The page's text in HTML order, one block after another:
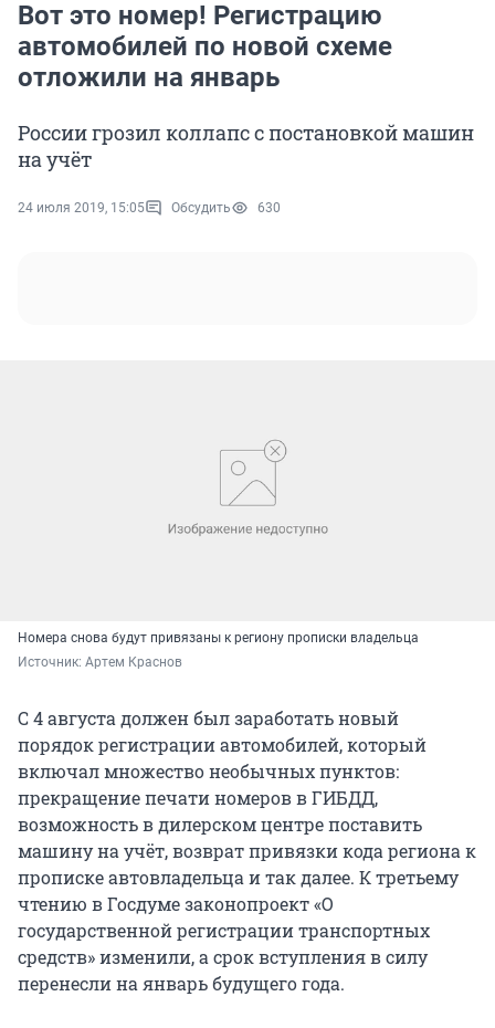
Вот это номер! Регистрацию
автомобилей по новой схеме
отложили на январь
России грозил коллапс с постановкой машин
на учёт
24 июля 2019, 15:05 Обсудить 630
Номера снова будут привязаны к региону прописки владельца
Источник: Артем Краснов
С 4 августа должен был заработать новый
порядок регистрации автомобилей, который
включал множество необычных пунктов:
прекращение печати номеров в ГИБДД,
возможность в дилерском центре поставить
машину на учёт, возврат привязки кода региона к
прописке автовладельца и так далее. К третьему
чтению в Госдуме законопроект «О
государственной регистрации транспортных
средств» изменили, а срок вступления в силу
перенесли на январь будущего года.